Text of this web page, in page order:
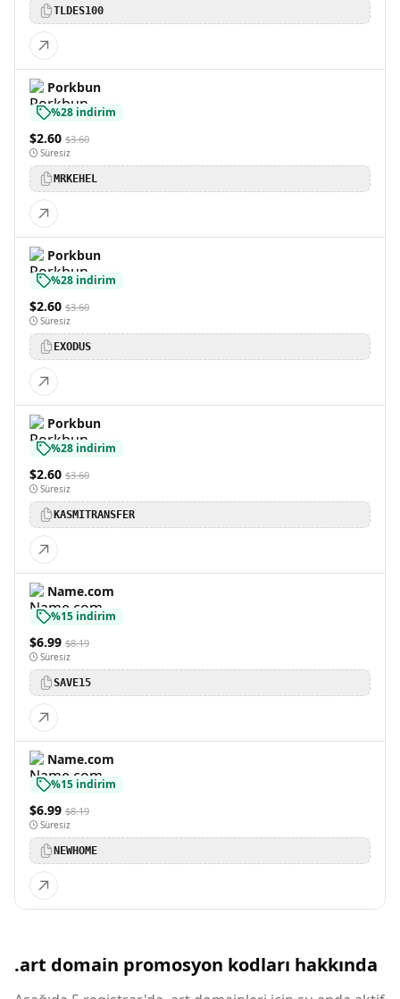
TLDES100
Porkbun
%28 indirim
$2.60 $3.60
Süresiz
MRKEHEL
Porkbun
%28 indirim
$2.60 $3.60
Süresiz
EXODUS
Porkbun
%28 indirim
$2.60 $3.60
Süresiz
KASMITRANSFER
Name.com
%15 indirim
$6.99 $8.19
Süresiz
SAVE15
Name.com
%15 indirim
$6.99 $8.19
Süresiz
NEWHOME
.art domain promosyon kodları hakkında